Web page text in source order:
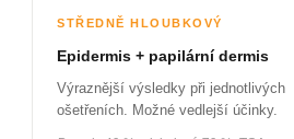
STŘEDNĚ HLOUBKOVÝ
Epidermis + papilární dermis
Výraznější výsledky při jednotlivých
ošetřeních. Možné vedlejší účinky.